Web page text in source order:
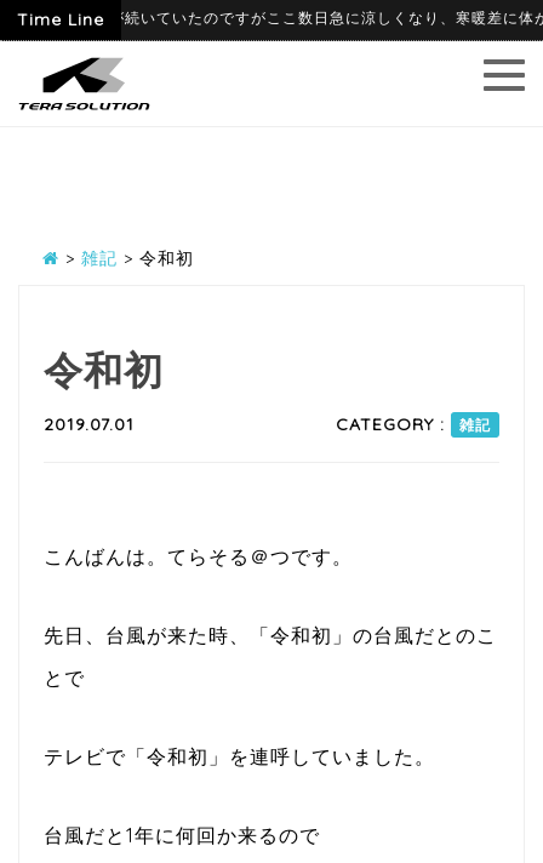
Time Line
暑かった日が続いていたのですがここ数日急に涼しくなり、寒暖差に体
> 雑記 > 令和初
令和初
2019.07.01 CATEGORY : 雑記
こんばんは。てらそる＠つです。
先日、台風が来た時、「令和初」の台風だとのこ
とで
テレビで「令和初」を連呼していました。
台風だと1年に何回か来るので